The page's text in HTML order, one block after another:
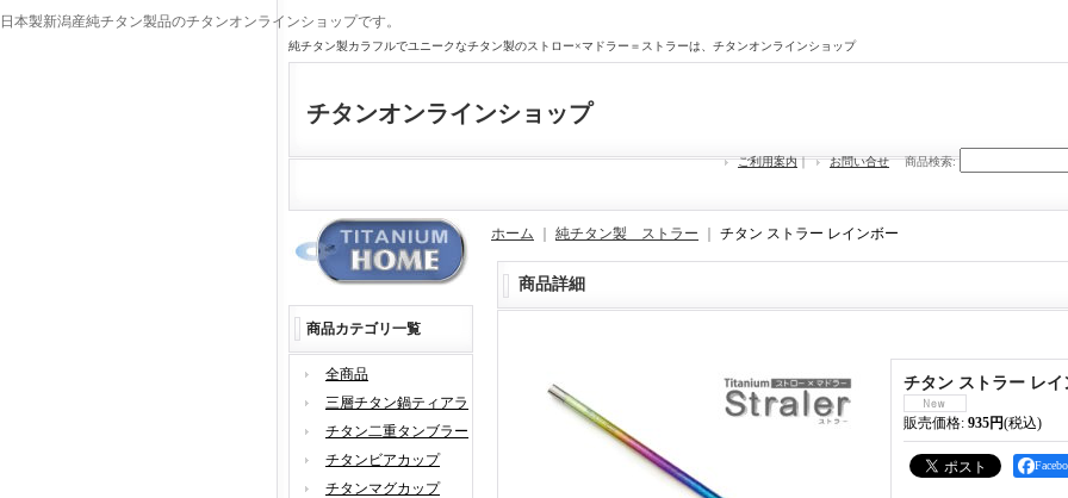
日本製新潟産純チタン製品のチタンオンラインショップです。
純チタン製カラフルでユニークなチタン製のストロー×マドラー＝ストラーは、チタンオンラインショップ
チタンオンラインショップ
ご利用案内｜ お問い合せ 商品検索:
商品カテゴリ一覧
全商品
三層チタン鍋ティアラ
チタン二重タンブラー
チタンビアカップ
チタンマグカップ
ホーム 純チタン製 ストラー チタン ストラー レインボー
商品詳細
チタン ストラー レイ
販売価格: 935円(税込)